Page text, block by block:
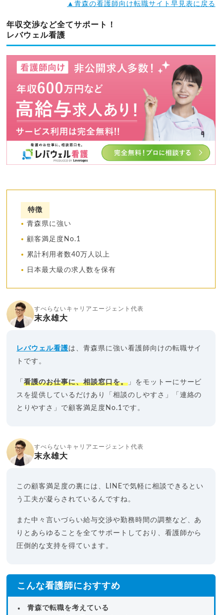
▲青森の看護師向け転職サイト早見表に戻る
年収交渉など全てサポート！
レバウェル看護
特徴
青森県に強い
顧客満足度No.1
累計利用者数40万人以上
日本最大級の求人数を保有
すべらないキャリアエージェント代表
末永雄大
レバウェル看護は、青森県に強い看護師向けの転職サイ
トです。
「看護のお仕事に、相談窓口を。」をモットーにサービ
スを提供しているだけあり「相談のしやすさ」「連絡の
とりやすさ」で顧客満足度No.1です。
すべらないキャリアエージェント代表
末永雄大
この顧客満足度の裏には、LINEで気軽に相談できるとい
う工夫が凝らされているんですね。
また中々言いづらい給与交渉や勤務時間の調整など、あ
りとあらゆることを全てサポートしており、看護師から
圧倒的な支持を得ています。
こんな看護師におすすめ
青森で転職を考えている